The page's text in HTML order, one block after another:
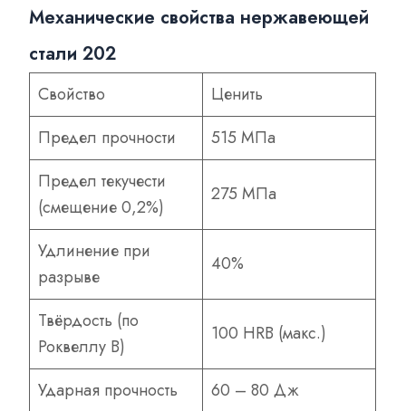
Механические свойства нержавеющей
стали 202
Свойство
Ценить
Предел прочности
515 МПа
Предел текучести
(смещение 0,2%)
275 МПа
Удлинение при
разрыве
40%
Твёрдость (по
Роквеллу B)
100 HRB (макс.)
Ударная прочность
60 – 80 Дж